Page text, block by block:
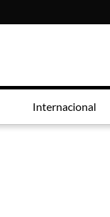
Internacional